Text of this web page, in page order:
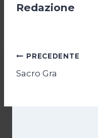
Redazione
Navigazione
articoli
PRECEDENTE
Sacro Gra